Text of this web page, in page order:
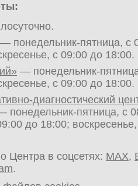
— понедельник-пятница, с
с 09:00 до 18:00.
— понедельник-
с 09:00 до 18:00.
диагностический
понедельник-пятница, с
до 18:00;
Центра в соцсетях: MAX,
.